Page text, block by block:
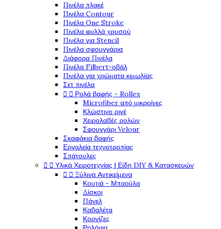
Πινέλα πλακέ
Πινέλα Contour
Πινέλα One Stroke
Πινέλα φυλλά χρυσού
Πινέλα για Stencil
Πινέλα σφουγγάρια
Διάφορα Πινέλα
Πινέλα Filbert-οβάλ
Πινέλα για χρώματα κιμωλίας
Σετ πινέλα
  Ρολά βαφής - Rollex
Microfiber από μικροίνες
Κλώστινο ριγέ
Χειρολαβές ρολών
Σφουγγάρι Velour
Σκαφάκια βαφής
Εργαλεία τεχνοτροπίας
Σπάτουλες
  Υλικά Χειροτεχνίας | Είδη DIY & Κατασκευών
  Ξύλινα Αντικείμενα
Κουτιά - Μπαούλα
Δίσκοι
Πάνελ
Καβαλέτα
Κορνίζες